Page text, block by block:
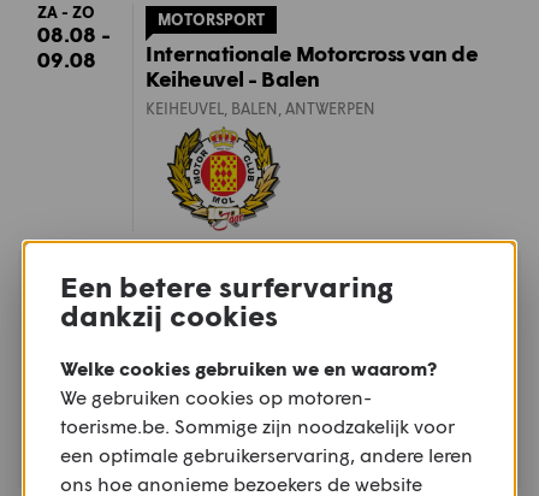
ZA - ZO
08.08 -
09.08
MOTORSPORT
Internationale Motorcross van de
Keiheuvel - Balen
KEIHEUVEL, BALEN, ANTWERPEN
09.08
TREFFEN
Mirakeltreffen - Waregem
Een betere surfervaring
dankzij cookies
Welke cookies gebruiken we en waarom?
We gebruiken cookies op motoren-
toerisme.be. Sommige zijn noodzakelijk voor
een optimale gebruikerservaring, andere leren
ons hoe anonieme bezoekers de website